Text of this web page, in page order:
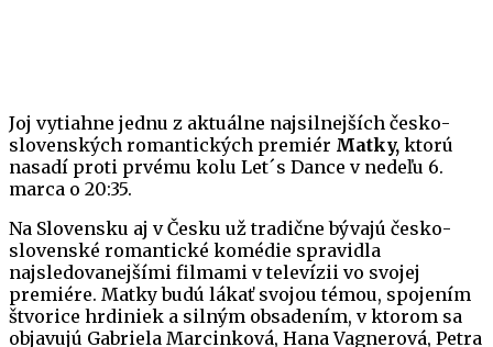
Joj vytiahne jednu z aktuálne najsilnejších česko-
slovenských romantických premiér Matky, ktorú
nasadí proti prvému kolu Let´s Dance v nedeľu 6.
marca o 20:35.
Na Slovensku aj v Česku už tradične bývajú česko-
slovenské romantické komédie spravidla
najsledovanejšími filmami v televízii vo svojej
premiére. Matky budú lákať svojou témou, spojením
štvorice hrdiniek a silným obsadením, v ktorom sa
objavujú Gabriela Marcinková, Hana Vagnerová, Petra